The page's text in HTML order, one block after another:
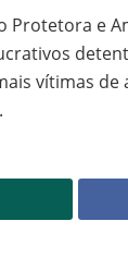
Protetora e
vítimas